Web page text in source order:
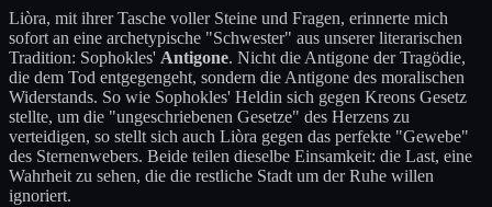
Liòra, mit ihrer Tasche voller Steine und Fragen, erinnerte mich
sofort an eine archetypische "Schwester" aus unserer literarischen
Tradition: Sophokles' Antigone. Nicht die Antigone der Tragödie,
die dem Tod entgegengeht, sondern die Antigone des moralischen
Widerstands. So wie Sophokles' Heldin sich gegen Kreons Gesetz
stellte, um die "ungeschriebenen Gesetze" des Herzens zu
verteidigen, so stellt sich auch Liòra gegen das perfekte "Gewebe"
des Sternenwebers. Beide teilen dieselbe Einsamkeit: die Last, eine
Wahrheit zu sehen, die die restliche Stadt um der Ruhe willen
ignoriert.